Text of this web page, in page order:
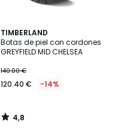
TIMBERLAND
Botas de piel con cordones
GREYFIELD MID CHELSEA
140.00 €
120.40 € -14%
4,8
/ 5
4,8
/